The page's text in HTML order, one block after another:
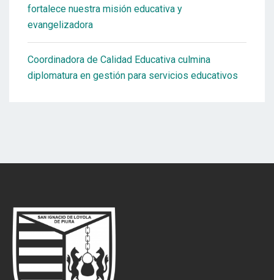
fortalece nuestra misión educativa y
evangelizadora
Coordinadora de Calidad Educativa culmina
diplomatura en gestión para servicios educativos